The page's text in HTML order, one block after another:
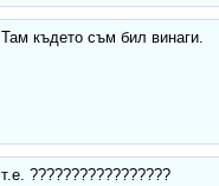
Там където съм бил винаги.
т.е. ?????????????????